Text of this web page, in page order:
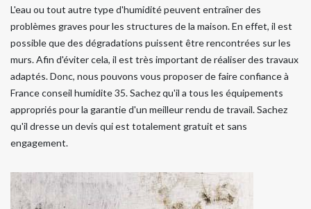
L'eau ou tout autre type d'humidité peuvent entraîner des
problèmes graves pour les structures de la maison. En effet, il est
possible que des dégradations puissent être rencontrées sur les
murs. Afin d'éviter cela, il est très important de réaliser des travaux
adaptés. Donc, nous pouvons vous proposer de faire confiance à
France conseil humidite 35. Sachez qu'il a tous les équipements
appropriés pour la garantie d'un meilleur rendu de travail. Sachez
qu'il dresse un devis qui est totalement gratuit et sans
engagement.